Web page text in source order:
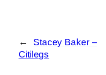
←
Stacey Baker –
Citilegs